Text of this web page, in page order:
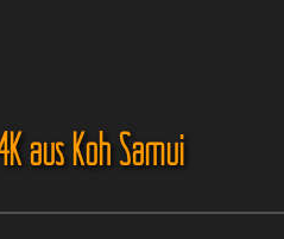
aus Koh Samui